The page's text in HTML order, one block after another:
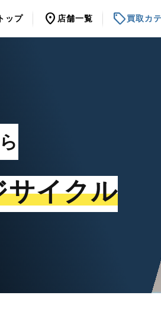
トップ location_on 店舗一覧 sell買取カ
サイクル